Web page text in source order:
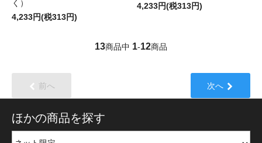
く）
4,233円(税313円)
4,233円(税313円)
13商品中 1-12商品
前へ 次へ
ほかの商品を探す